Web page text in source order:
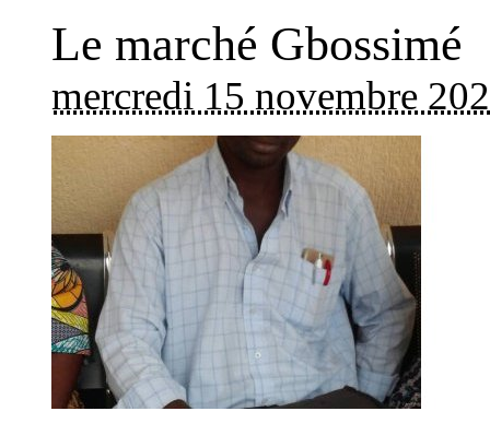
Le marché Gbossimé
mercredi 15 novembre